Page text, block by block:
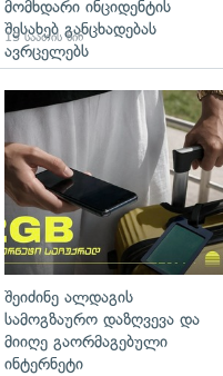
მომხდარი ინციდენტის
შესახებ განცხადებას
ავრცელებს
13 საათის წინ
გადახედვა
შეიძინე ალდაგის
სამოგზაურო დაზღვევა და
მიიღე გაორმაგებული
ინტერნეტი